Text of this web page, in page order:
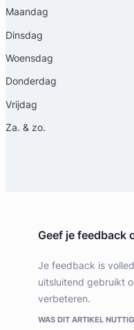
Maandag
Dinsdag
Woensdag
Donderdag
Vrijdag
Za. & zo.
Geef je feedback
Je feedback is
uitsluitend gebruikt
verbeteren.
WAS DIT ARTIKEL